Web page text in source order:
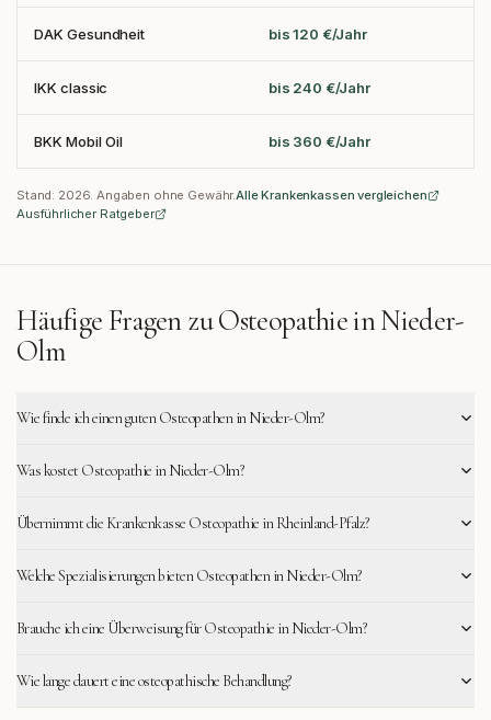
DAK Gesundheit bis 120 €/Jahr
IKK classic bis 240 €/Jahr
BKK Mobil Oil bis 360 €/Jahr
Stand: 2026. Angaben ohne Gewähr.Alle Krankenkassen vergleichen
Ausführlicher Ratgeber
Häufige Fragen zu Osteopathie inNieder-
Olm
Wie finde ich einen guten Osteopathen in Nieder-Olm?
Was kostet Osteopathie in Nieder-Olm?
Übernimmt die Krankenkasse Osteopathie in Rheinland-Pfalz?
Welche Spezialisierungen bieten Osteopathen in Nieder-Olm?
Brauche ich eine Überweisung für Osteopathie in Nieder-Olm?
Wie lange dauert eine osteopathische Behandlung?